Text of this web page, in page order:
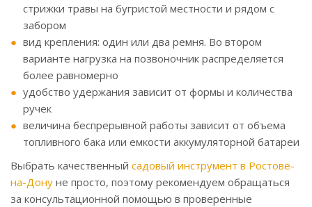
стрижки травы на бугристой местности и рядом с
забором
вид крепления: один или два ремня. Во втором
варианте нагрузка на позвоночник распределяется
более равномерно
удобство удержания зависит от формы и количества
ручек
величина беспрерывной работы зависит от объема
топливного бака или емкости аккумуляторной батареи
Выбрать качественный садовый инструмент в Ростове-
на-Дону не просто, поэтому рекомендуем обращаться
за консультационной помощью в проверенные